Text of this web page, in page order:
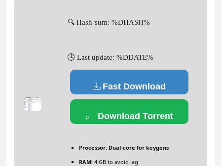
🔍 Hash-sum: %DHASH%
🕓 Last update: %DDATE%
Fast Download
Download Torrent
Processor: Dual-core for keygens
RAM: 4 GB to avoid lag